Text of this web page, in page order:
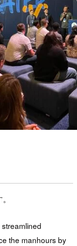
the manhours by